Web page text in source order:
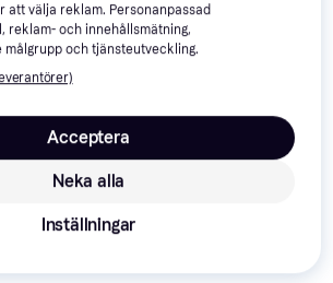
3: Deluxe Edition (PS4)
att välja reklam. Personanpassad
reklam- och innehållsmätning,
målgrupp och tjänsteutveckling.
Neka alla
Acceptera
Inställningar